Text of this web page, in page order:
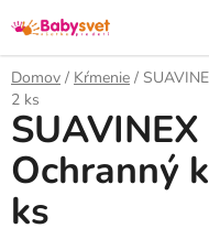
na
obsah
Domov / Kŕmenie /
2 ks
Ochranný
ks